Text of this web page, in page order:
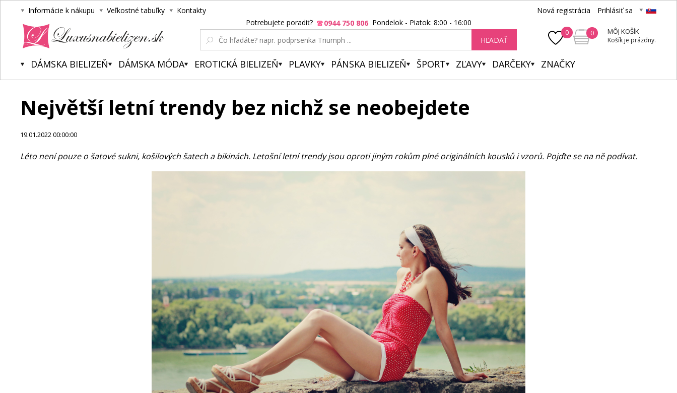
Informácie k nákupu Veľkostné tabuľky Kontakty Nová registrácia Prihlásiť sa
0 0 MÔJ KOŠÍK
Košík je prázdny.
Potrebujete poradiť? 0944 750 806 Pondelok - Piatok: 8:00 - 16:00
HĽADAŤ
DÁMSKA BIELIZEŇ DÁMSKA MÓDA EROTICKÁ BIELIZEŇ PLAVKY PÁNSKA BIELIZEŇ ŠPORT ZĽAVY DARČEKY ZNAČKY
Největší letní trendy bez nichž se neobejdete
19.01.2022 00:00:00
Léto není pouze o šatové sukni, košilových šatech a bikinách. Letošní letní trendy jsou oproti jiným rokům plné originálních kousků i vzorů. Pojďte se na ně podívat.